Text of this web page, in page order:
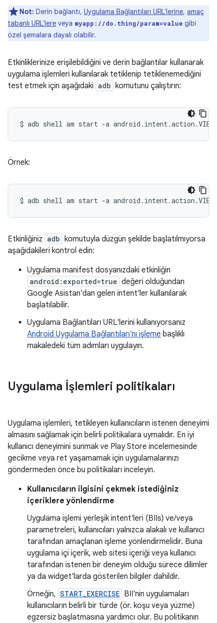
Not: Derin bağlantı, Uygulama Bağlantıları URL'lerine, amaç
tabanlı URL'lere veya myapp://do.thing/param=value gibi
özel şemalara dayalı olabilir.
Etkinliklerinize erişilebildiğini ve derin bağlantılar kullanarak
uygulama işlemleri kullanılarak tetiklenip tetiklenemediğini
test etmek için aşağıdaki adb komutunu çalıştırın:
$ adb shell am start -a android.intent.action.VIEW
Örnek:
$ adb shell am start -a android.intent.action.VIEW
Etkinliğiniz adb
komutuyla düzgün şekilde başlatılmıyorsa
aşağıdakileri kontrol edin:
Uygulama manifest dosyanızdaki etkinliğin
android:exported=true değeri olduğundan
Google Asistan'dan gelen intent'ler kullanılarak
başlatılabilir.
Uygulama Bağlantıları URL'lerini kullanıyorsanız
Android Uygulama Bağlantıları'nı işleme başlıklı
makaledeki tüm adımları uygulayın.
Uygulama İşlemleri politikaları
Uygulama işlemleri, tetikleyen kullanıcıların istenen deneyimi
almasını sağlamak için belirli politikalara uymalıdır. En iyi
kullanıcı deneyimini sunmak ve Play Store incelemesinde
gecikme veya ret yaşamamak için uygulamalarınızı
göndermeden önce bu politikaları inceleyin.
Kullanıcıların ilgisini çekmek istediğiniz
içeriklere yönlendirme
Uygulama işlemi yerleşik intent'leri (BIIs) ve/veya
parametreleri, kullanıcıları yalnızca alakalı ve kullanıcı
tarafından amaçlanan işleme yönlendirmelidir. Buna
uygulama içi içerik, web sitesi içeriği veya kullanıcı
tarafından istenen bir deneyim olduğu sürece dilimler
ya da widget'larda gösterilen bilgiler dahildir.
Örneğin, START_EXERCISE BII'nin uygulamaları
kullanıcıların belirli bir türde (ör. koşu veya yüzme)
egzersiz başlatmasına yardımcı olur. Bu politikanın